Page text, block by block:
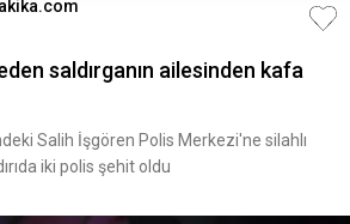
saldırganın ailesinden kafa
Salih İşgören Polis Merkezi'ne silahlı
iki polis şehit oldu